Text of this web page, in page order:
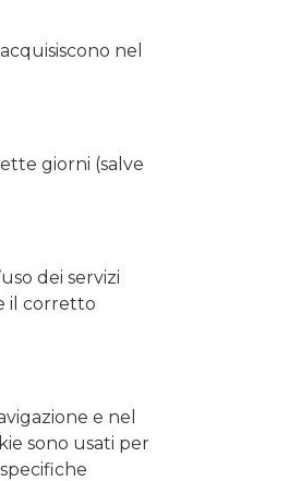
nel
giorni (salve
dei servizi
il corretto
e nel
sono usati per